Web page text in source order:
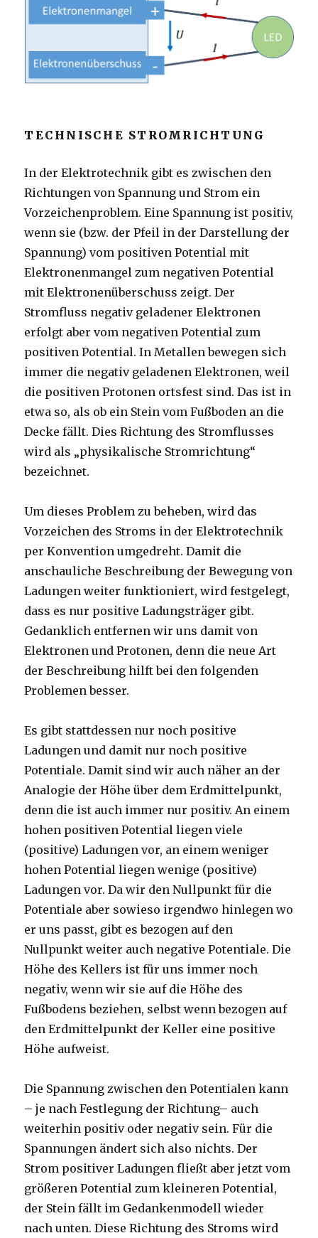
TECHNISCHE STROMRICHTUNG
In der Elektrotechnik gibt es zwischen den
Richtungen von Spannung und Strom ein
Vorzeichenproblem. Eine Spannung ist positiv,
wenn sie (bzw. der Pfeil in der Darstellung der
Spannung) vom positiven Potential mit
Elektronenmangel zum negativen Potential
mit Elektronenüberschuss zeigt. Der
Stromfluss negativ geladener Elektronen
erfolgt aber vom negativen Potential zum
positiven Potential. In Metallen bewegen sich
immer die negativ geladenen Elektronen, weil
die positiven Protonen ortsfest sind. Das ist in
etwa so, als ob ein Stein vom Fußboden an die
Decke fällt. Dies Richtung des Stromflusses
wird als „physikalische Stromrichtung“
bezeichnet.
Um dieses Problem zu beheben, wird das
Vorzeichen des Stroms in der Elektrotechnik
per Konvention umgedreht. Damit die
anschauliche Beschreibung der Bewegung von
Ladungen weiter funktioniert, wird festgelegt,
dass es nur positive Ladungsträger gibt.
Gedanklich entfernen wir uns damit von
Elektronen und Protonen, denn die neue Art
der Beschreibung hilft bei den folgenden
Problemen besser.
Es gibt stattdessen nur noch positive
Ladungen und damit nur noch positive
Potentiale. Damit sind wir auch näher an der
Analogie der Höhe über dem Erdmittelpunkt,
denn die ist auch immer nur positiv. An einem
hohen positiven Potential liegen viele
(positive) Ladungen vor, an einem weniger
hohen Potential liegen wenige (positive)
Ladungen vor. Da wir den Nullpunkt für die
Potentiale aber sowieso irgendwo hinlegen wo
er uns passt, gibt es bezogen auf den
Nullpunkt weiter auch negative Potentiale. Die
Höhe des Kellers ist für uns immer noch
negativ, wenn wir sie auf die Höhe des
Fußbodens beziehen, selbst wenn bezogen auf
den Erdmittelpunkt der Keller eine positive
Höhe aufweist.
Die Spannung zwischen den Potentialen kann
– je nach Festlegung der Richtung– auch
weiterhin positiv oder negativ sein. Für die
Spannungen ändert sich also nichts. Der
Strom positiver Ladungen fließt aber jetzt vom
größeren Potential zum kleineren Potential,
der Stein fällt im Gedankenmodell wieder
nach unten. Diese Richtung des Stroms wird